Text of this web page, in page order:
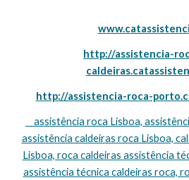
http://assistencia-
http://assistencia-roca-
assistência caldeiras roca Lisboa,
Lisboa, roca caldeiras assistência
assistência técnica caldeiras roca,